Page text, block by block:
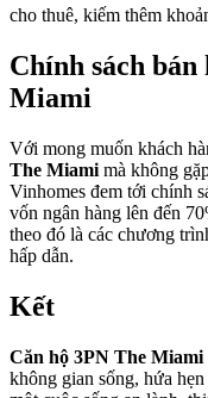
cho thuê, kiếm thêm
Chính sách bán
Miami
Với mong muốn khách
The Miami mà không
Vinhomes đem tới chính
vốn ngân hàng lên đến
theo đó là các chương
hấp dẫn.
Kết
Căn hộ 3PN The Miami
không gian sống, hứa